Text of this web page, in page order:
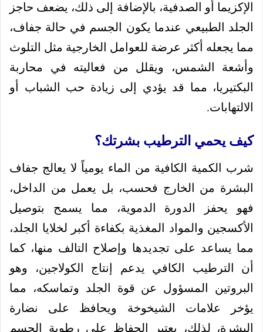
الإكزيما أو الصدفية، بالإضافة إلى ذلك، يضعف حاجز
الجلد الطبيعي عندما يكون الجسم في حالة جفاف،
مما يجعله أكثر عرضة للعوامل الخارجية مثل التلوث
وأشعة الشمس، ويقلل من فعاليته في محاربة
البكتيريا، مما قد يؤدي إلى زيادة حب الشباب أو
الالتهابات.
كيف يحمي الترطيب بشرتك؟
شرب الكمية الكافية من الماء يومياً لا يعالج جفاف
البشرة من الخارج فحسب، بل يعمل من الداخل،
فهو يحفز الدورة الدموية، مما يسمح بتوصيل
الأكسجين والمواد المغذية بكفاءة أكبر لخلايا الجلد،
مما يساعد على تجديدها وإصلاح التالف منها، كما
أن الترطيب الكافي يدعم إنتاج الكولاجين، وهو
البروتين المسؤول عن قوة الجلد وتماسكه، مما
يؤخر علامات الشيخوخة ويحافظ على نضارة
البشرة، لذلك، يعتبر الحفاظ على رطوبة الجسم